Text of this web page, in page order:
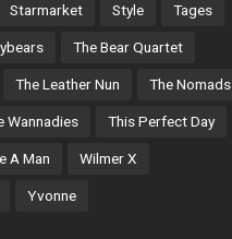
Starmarket Style Tages
The Bear Quartet
The Leather Nun The Nomads
Wannadies This Perfect Day
A Man Wilmer X
Yvonne